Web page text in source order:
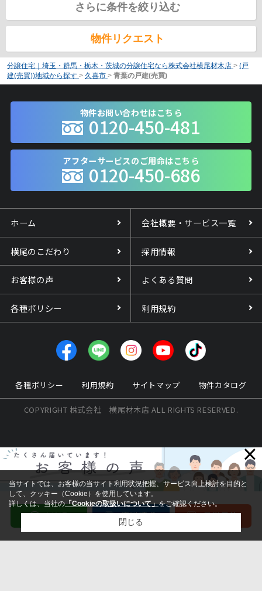
さらに条件を絞り込む
物件リクエスト
分譲住宅｜埼玉・群馬・栃木・茨城の分譲住宅なら株式会社横尾材木店 > (戸
建(売買))地域から探す > 久喜市 > 青葉の戸建(売買)
物件お問い合わせはこちら
0120-450-481
アフターサービスのご用命はこちら
0120-450-686
ホーム 会社概要・サービス一覧
横尾のこだわり 採用情報
お客様の声 よくある質問
各種ポリシー 利用規約
各種ポリシー 利用規約 サイトマップ 物件カタログ
COPYRIGHT 株式会社 横尾材木店 ALL RIGHTS RESERVED.
×
当サイトでは、お客様の当サイト利用状況把握、サービス向上検討を目的と
して、クッキー（Cookie）を使用しています。
詳しくは、当社の「Cookieの取扱いについて」をご確認ください。
閉じる